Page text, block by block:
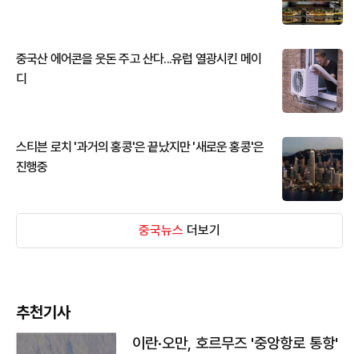
중국산 에어콘을 웃돈 주고 산다...유럽 열광시킨 메이
디
스티븐 로치 '과거의 홍콩'은 끝났지만 '새로운 홍콩'은
진행중
중국뉴스 더보기
추천기사
이란·오만, 호르무즈 '중앙항로 통항'